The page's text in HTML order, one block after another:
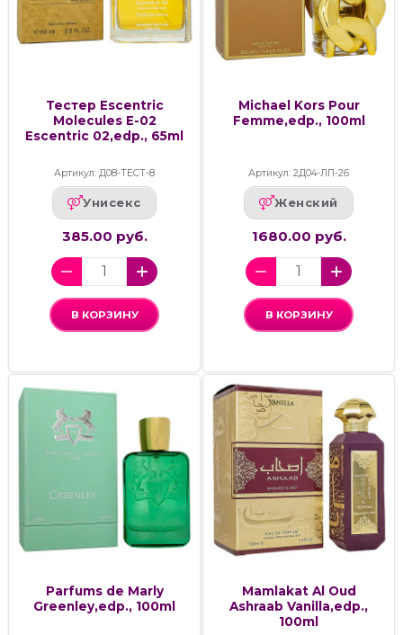
Тестер Escentric
Molecules E-02
Escentric 02,edp., 65ml
Артикул: Д08-ТЕСТ-8
Унисекс
385.00 руб.
В КОРЗИНУ
Michael Kors Pour
Femme,edp., 100ml
Артикул: 2Д04-ЛП-26
Женский
1680.00 руб.
В КОРЗИНУ
Parfums de Marly
Greenley,edp., 100ml
Mamlakat Al Oud
Ashraab Vanilla,edp.,
100ml